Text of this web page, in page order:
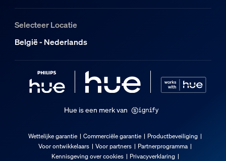
Selecteer Locatie
België - Nederlands
Hue is een merk van
Wettelijke garantie Commerciële garantie
Productbeveiliging
Voor ontwikkelaars
Voor partners
Partnerprogramma
Kennisgeving over cookies
Privacyverklaring